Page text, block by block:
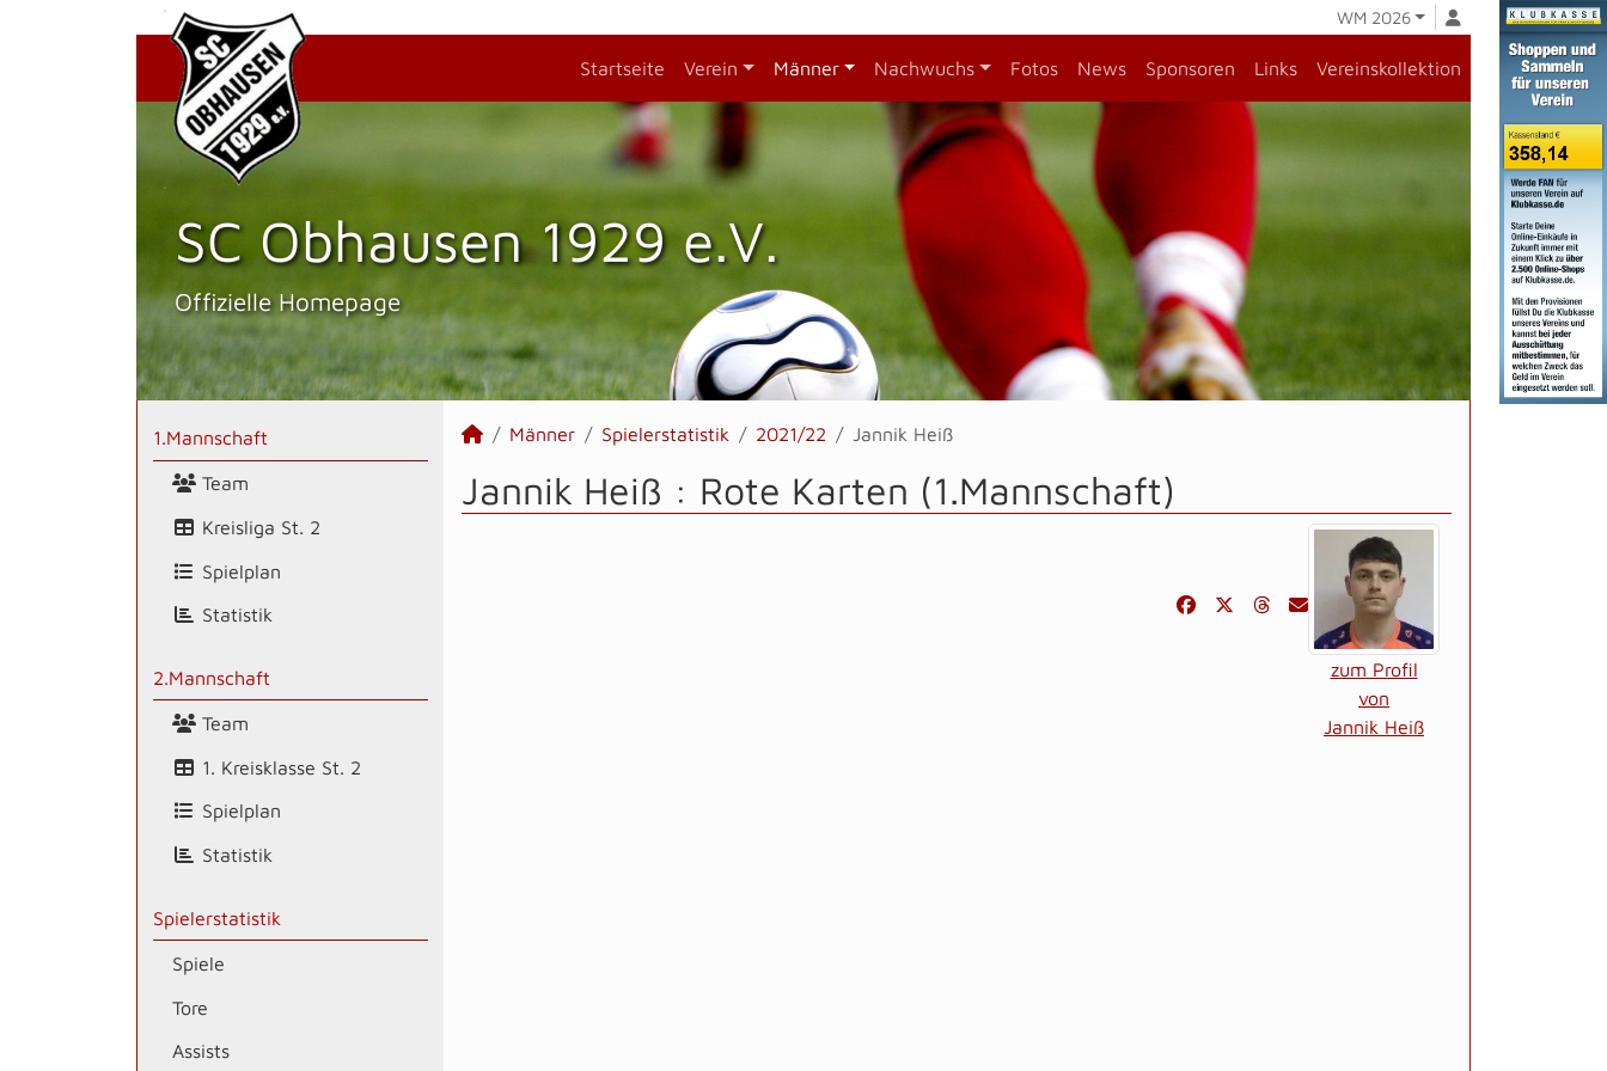
WM 2026
Startseite Verein Männer Nachwuchs Fotos News Sponsoren Links Vereinskollektion
SC Obhausen 1929 e.V.
Offizielle Homepage
1.Mannschaft
Team
Kreisliga St. 2
Spielplan
Statistik
2.Mannschaft
Team
1. Kreisklasse St. 2
Spielplan
Statistik
Spielerstatistik
Spiele
Tore
Assists
Männer Spielerstatistik 2021/22 Jannik Heiß
Jannik Heiß : Rote Karten (1.Mannschaft)
zum Profil
von
Jannik Heiß